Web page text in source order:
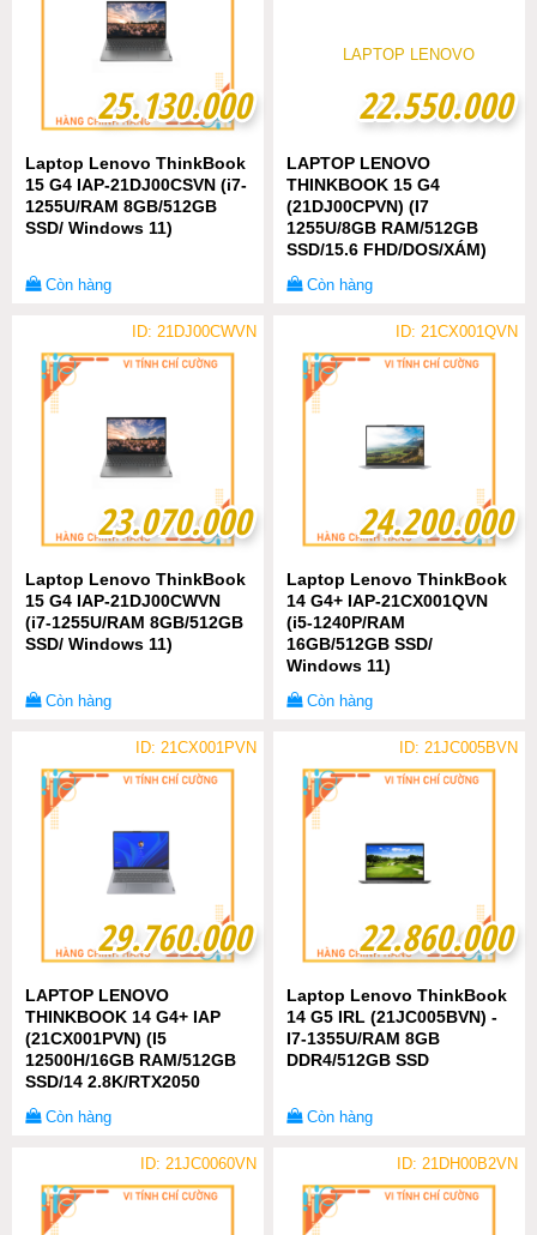
25.130.000
25.130.000
Laptop Lenovo ThinkBook
15 G4 IAP-21DJ00CSVN (i7-
1255U/RAM 8GB/512GB
SSD/ Windows 11)
Còn hàng
22.550.000
22.550.000
LAPTOP LENOVO
THINKBOOK 15 G4
(21DJ00CPVN) (I7
1255U/8GB RAM/512GB
SSD/15.6 FHD/DOS/XÁM)
Còn hàng
ID: 21DJ00CWVN
23.070.000
23.070.000
Laptop Lenovo ThinkBook
15 G4 IAP-21DJ00CWVN
(i7-1255U/RAM 8GB/512GB
SSD/ Windows 11)
Còn hàng
ID: 21CX001QVN
24.200.000
24.200.000
Laptop Lenovo ThinkBook
14 G4+ IAP-21CX001QVN
(i5-1240P/RAM
16GB/512GB SSD/
Windows 11)
Còn hàng
ID: 21CX001PVN
29.760.000
29.760.000
LAPTOP LENOVO
THINKBOOK 14 G4+ IAP
(21CX001PVN) (I5
12500H/16GB RAM/512GB
SSD/14 2.8K/RTX2050
Còn hàng
ID: 21JC005BVN
22.860.000
22.860.000
Laptop Lenovo ThinkBook
14 G5 IRL (21JC005BVN) -
I7-1355U/RAM 8GB
DDR4/512GB SSD
Còn hàng
ID: 21JC0060VN ID: 21DH00B2VN